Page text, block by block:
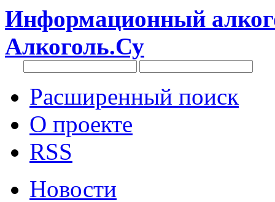
Информационный
Алкоголь.Су
Расширенный поиск
О проекте
RSS
Новости